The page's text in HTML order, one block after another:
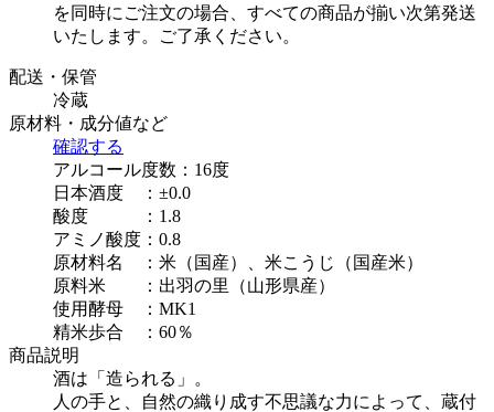
を同時にご注文の場合、すべての商品が揃い次第発送
いたします。
ご了承ください。
商品のご案内
配送・保管
冷蔵
原材料・成分値など
確認する
アルコール度数：16度
日本酒度 ：±0.0
酸度 ：1.8
アミノ酸度：0.8
原材料名 ：米（国産）、米こうじ（国産米）
原料米 ：出羽の里（山形県産）
使用酵母 ：MK1
精米歩合 ：60％
商品説明
酒は「造られる」。
人の手と、自然の織り成す不思議な力によって、蔵付